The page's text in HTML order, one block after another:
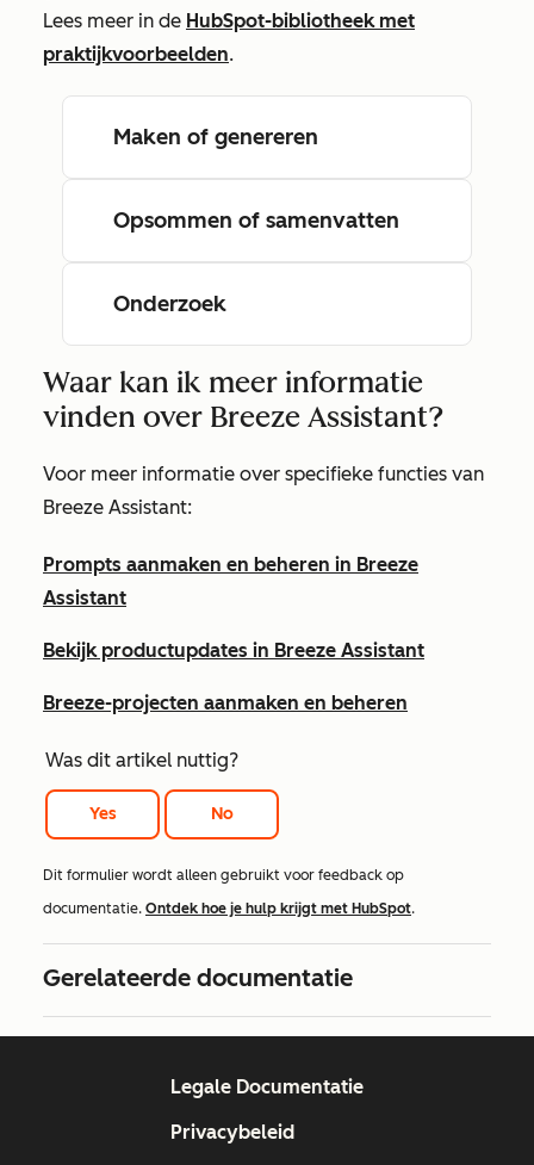
Lees meer in de HubSpot-bibliotheek met
praktijkvoorbeelden.
Maken of genereren
Opsommen of samenvatten
Onderzoek
Waar kan ik meer informatie
vinden over Breeze Assistant?
Voor meer informatie over specifieke functies van
Breeze Assistant:
Prompts aanmaken en beheren in Breeze
Assistant
Bekijk productupdates in Breeze Assistant
Breeze-projecten aanmaken en beheren
Was dit artikel nuttig?
Yes No
Dit formulier wordt alleen gebruikt voor feedback op
documentatie. Ontdek hoe je hulp krijgt met HubSpot.
Gerelateerde documentatie
Legale Documentatie
Privacybeleid